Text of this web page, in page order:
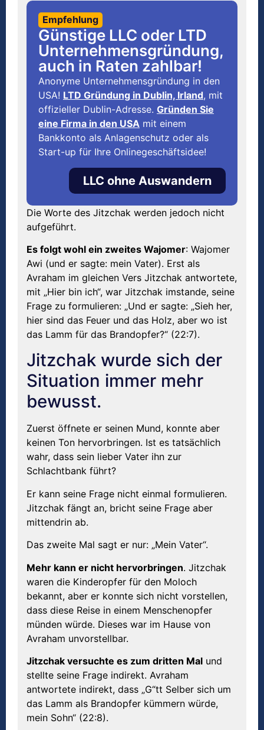
Empfehlung
Günstige LLC oder LTD
Unternehmensgründung,
auch in Raten zahlbar!
Anonyme Unternehmensgründung in den
USA! LTD Gründung in Dublin, Irland, mit
offizieller Dublin-Adresse. Gründen Sie
eine Firma in den USA mit einem
Bankkonto als Anlagenschutz oder als
Start-up für Ihre Onlinegeschäftsidee!
LLC ohne Auswandern
Die Worte des Jitzchak werden jedoch nicht
aufgeführt.
Es folgt wohl ein zweites Wajomer: Wajomer
Awi (und er sagte: mein Vater). Erst als
Avraham im gleichen Vers Jitzchak antwortete,
mit „Hier bin ich“, war Jitzchak imstande, seine
Frage zu formulieren: „Und er sagte: „Sieh her,
hier sind das Feuer und das Holz, aber wo ist
das Lamm für das Brandopfer?“ (22:7).
Jitzchak wurde sich der
Situation immer mehr
bewusst.
Zuerst öffnete er seinen Mund, konnte aber
keinen Ton hervorbringen. Ist es tatsächlich
wahr, dass sein lieber Vater ihn zur
Schlachtbank führt?
Er kann seine Frage nicht einmal formulieren.
Jitzchak fängt an, bricht seine Frage aber
mittendrin ab.
Das zweite Mal sagt er nur: „Mein Vater“.
Mehr kann er nicht hervorbringen. Jitzchak
waren die Kinderopfer für den Moloch
bekannt, aber er konnte sich nicht vorstellen,
dass diese Reise in einem Menschenopfer
münden würde. Dieses war im Hause von
Avraham unvorstellbar.
Jitzchak versuchte es zum dritten Mal und
stellte seine Frage indirekt. Avraham
antwortete indirekt, dass „G“tt Selber sich um
das Lamm als Brandopfer kümmern würde,
mein Sohn“ (22:8).